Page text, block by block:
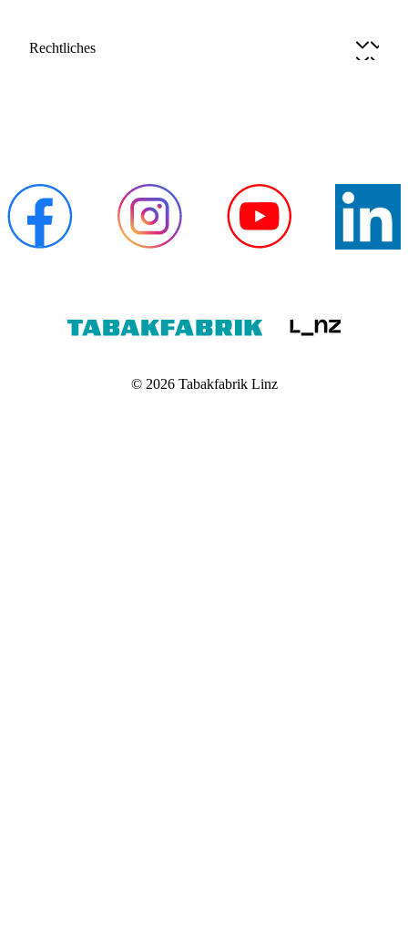
Rechtliches
© 2026 Tabakfabrik Linz